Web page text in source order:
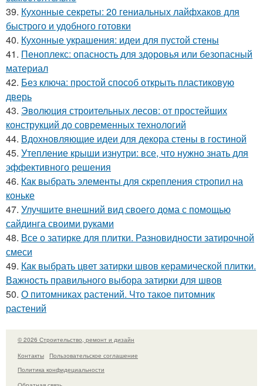
39. Кухонные секреты: 20 гениальных лайфхаков для
быстрого и удобного готовки
40. Кухонные украшения: идеи для пустой стены
41. Пеноплекс: опасность для здоровья или безопасный
материал
42. Без ключа: простой способ открыть пластиковую
дверь
43. Эволюция строительных лесов: от простейших
конструкций до современных технологий
44. Вдохновляющие идеи для декора стены в гостиной
45. Утепление крыши изнутри: все, что нужно знать для
эффективного решения
46. Как выбрать элементы для скрепления стропил на
коньке
47. Улучшите внешний вид своего дома с помощью
сайдинга своими руками
48. Все о затирке для плитки. Разновидности затирочной
смеси
49. Как выбрать цвет затирки швов керамической плитки.
Важность правильного выбора затирки для швов
50. О питомниках растений. Что такое питомник
растений
© 2026 Строительство, ремонт и дизайн
Контакты
Пользовательское соглашение
Политика конфидециальности